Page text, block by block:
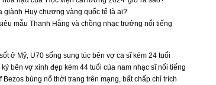
giành Huy chương vàng quốc tế là ai?
mẫu Thanh Hằng và chồng nhạc trưởng nổi tiếng
ở Mỹ, U70 sống sung túc bên vợ ca sĩ kém 24 tuổi
bên vợ xinh đẹp kém 44 tuổi của nam nhạc sĩ nổi tiếng
bùng nổ thời trang trên mạng, bất chấp chỉ trích